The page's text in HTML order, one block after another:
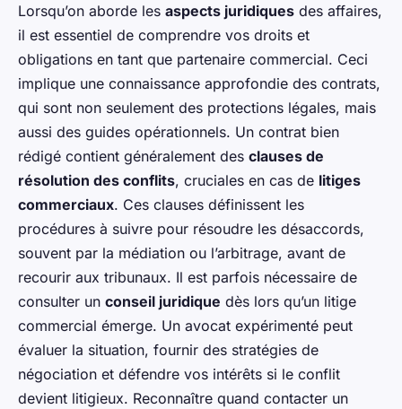
Lorsqu’on aborde les aspects juridiques des affaires,
il est essentiel de comprendre vos droits et
obligations en tant que partenaire commercial. Ceci
implique une connaissance approfondie des contrats,
qui sont non seulement des protections légales, mais
aussi des guides opérationnels. Un contrat bien
rédigé contient généralement des clauses de
résolution des conflits, cruciales en cas de litiges
commerciaux. Ces clauses définissent les
procédures à suivre pour résoudre les désaccords,
souvent par la médiation ou l’arbitrage, avant de
recourir aux tribunaux. Il est parfois nécessaire de
consulter un conseil juridique dès lors qu’un litige
commercial émerge. Un avocat expérimenté peut
évaluer la situation, fournir des stratégies de
négociation et défendre vos intérêts si le conflit
devient litigieux. Reconnaître quand contacter un